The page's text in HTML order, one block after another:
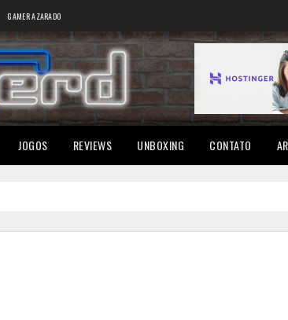
GAMER AZARADO
JOGOS REVIEWS UNBOXING CONTATO